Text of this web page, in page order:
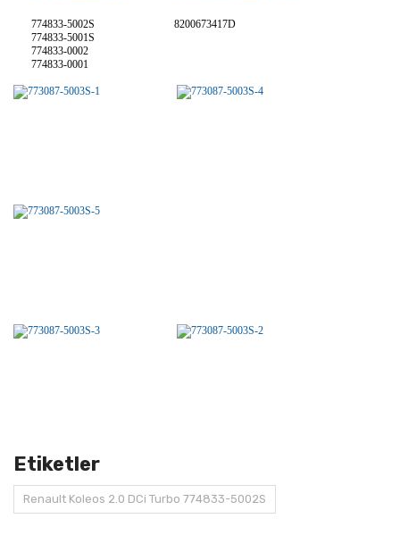
774833-5002S
774833-5001S
774833-0002
774833-0001
8200673417D
Etiketler
Renault Koleos 2.0 DCi Turbo 774833-5002S